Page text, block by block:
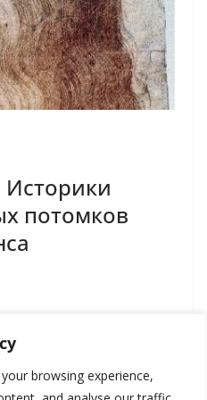
browsing experience,
потомков